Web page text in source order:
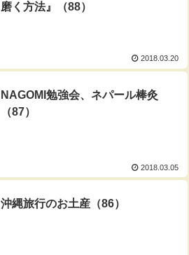
磨く方法』（88）
2018.03.20
NAGOMI勉強会、ネパール棒灸
（87）
2018.03.05
沖縄旅行のお土産（86）